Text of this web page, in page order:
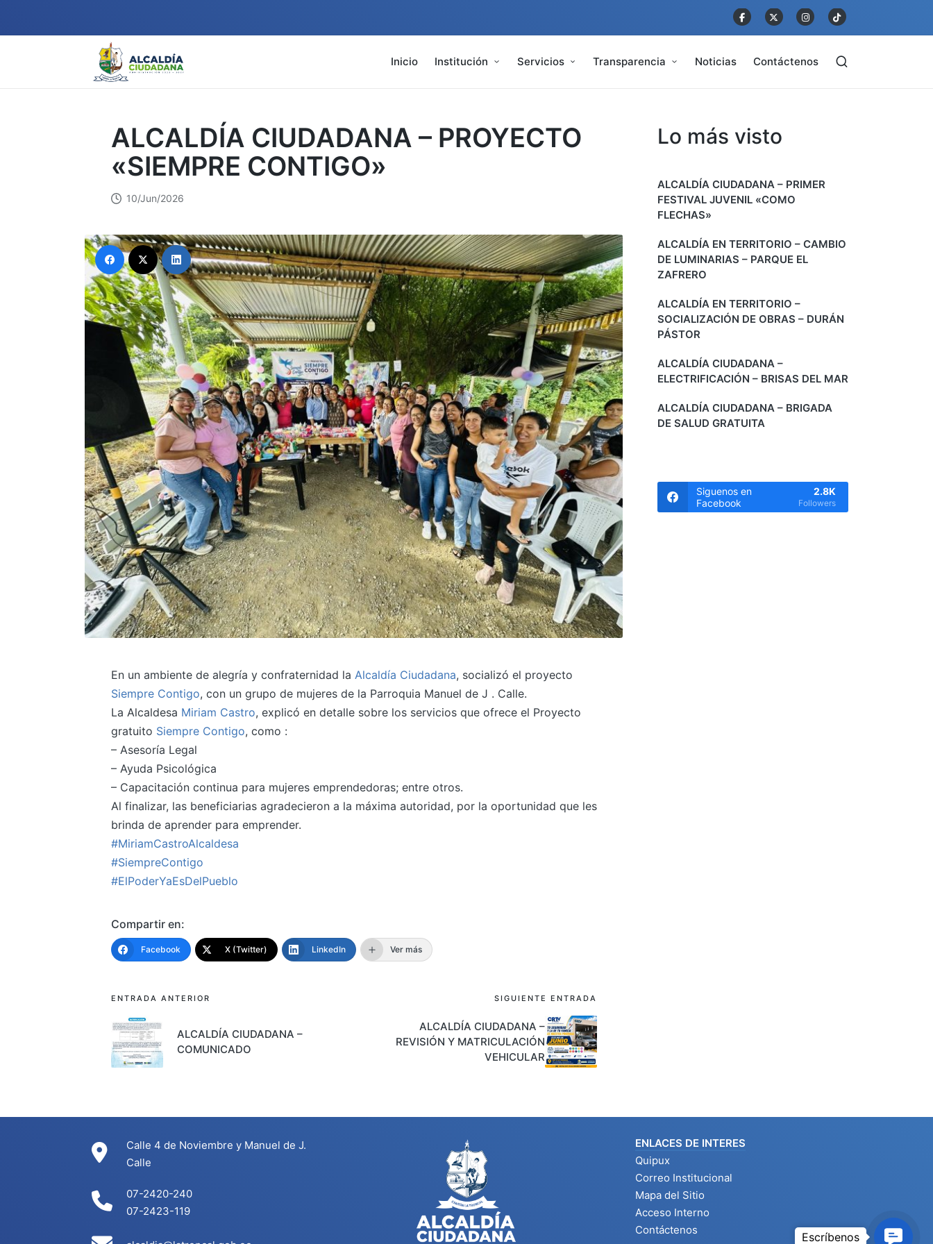
Inicio Institución Servicios Transparencia Noticias Contáctenos
ALCALDÍA CIUDADANA – PROYECTO
«SIEMPRE CONTIGO»
10/Jun/2026
En un ambiente de alegría y confraternidad la Alcaldía Ciudadana, socializó el proyecto
Siempre Contigo, con un grupo de mujeres de la Parroquia Manuel de J . Calle.
La Alcaldesa Miriam Castro, explicó en detalle sobre los servicios que ofrece el Proyecto
gratuito Siempre Contigo, como :
– Asesoría Legal
– Ayuda Psicológica
– Capacitación continua para mujeres emprendedoras; entre otros.
Al finalizar, las beneficiarias agradecieron a la máxima autoridad, por la oportunidad que les
brinda de aprender para emprender.
#MiriamCastroAlcaldesa
#SiempreContigo
#ElPoderYaEsDelPueblo
Compartir en:
Facebook X (Twitter) LinkedIn Ver más
Navegación
de
entradas
ENTRADA ANTERIOR
ALCALDÍA CIUDADANA –
COMUNICADO
SIGUIENTE ENTRADA
ALCALDÍA CIUDADANA –
REVISIÓN Y MATRICULACIÓN
VEHICULAR
Lo más visto
ALCALDÍA CIUDADANA – PRIMER
FESTIVAL JUVENIL «COMO
FLECHAS»
ALCALDÍA EN TERRITORIO – CAMBIO
DE LUMINARIAS – PARQUE EL
ZAFRERO
ALCALDÍA EN TERRITORIO –
SOCIALIZACIÓN DE OBRAS – DURÁN
PÁSTOR
ALCALDÍA CIUDADANA –
ELECTRIFICACIÓN – BRISAS DEL MAR
ALCALDÍA CIUDADANA – BRIGADA
DE SALUD GRATUITA
Siguenos en
Facebook
2.8K
Followers
Calle 4 de Noviembre y Manuel de J.
Calle
07-2420-240
07-2423-119
ENLACES DE INTERES
Quipux
Correo Institucional
Mapa del Sitio
Acceso Interno
Contáctenos
Contact